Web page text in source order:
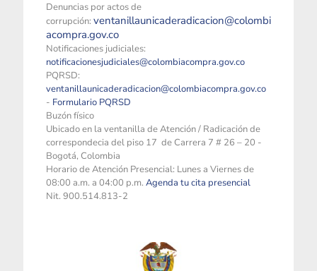
Denuncias por actos de
corrupción: ventanillaunicaderadicacion@colombi
acompra.gov.co
Notificaciones judiciales:
notificacionesjudiciales@colombiacompra.gov.co
PQRSD:
ventanillaunicaderadicacion@colombiacompra.gov.co
- Formulario PQRSD
Buzón físico
Ubicado en la ventanilla de Atención / Radicación de
correspondecia del piso 17 de Carrera 7 # 26 – 20 -
Bogotá, Colombia
Horario de Atención Presencial: Lunes a Viernes de
08:00 a.m. a 04:00 p.m. Agenda tu cita presencial
Nit. 900.514.813-2